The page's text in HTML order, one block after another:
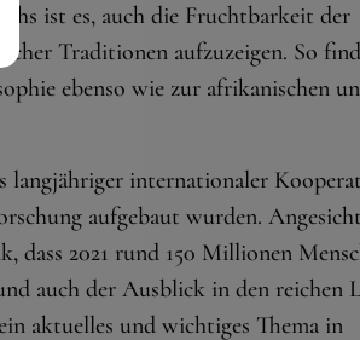
ist es, auch die Fruchtbarkeit der
Traditionen aufzuzeigen. So
ebenso wie zur afrikanischen
langjähriger internationaler
aufgebaut wurden.
dass 2021 rund 150 Millionen
auch der Ausblick in den reichen
aktuelles und wichtiges Thema in